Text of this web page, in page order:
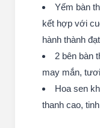
Yếm bàn
kết hợp với
hành thành
2 bên bàn
may mắn,
Hoa sen
thanh cao,